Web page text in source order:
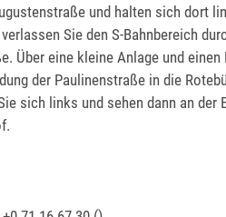
und halten sich dort
Sie den S-Bahnbereich
Über eine kleine Anlage und
der Paulinenstraße in die
sich links und sehen dann an der